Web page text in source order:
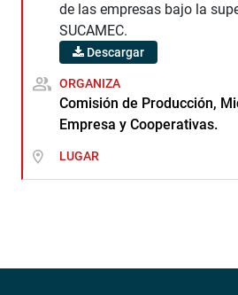
de las empresas bajo la
SUCAMEC.
Descargar
ORGANIZA
Comisión de Producción,
Empresa y Cooperativas.
LUGAR